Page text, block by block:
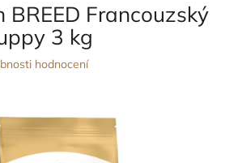
BREED Francouzský
3 kg
hodnocení